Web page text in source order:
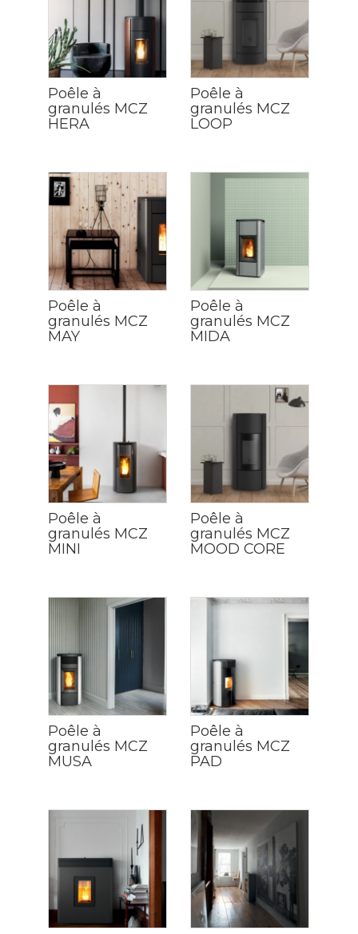
Poêle à
granulés MCZ
HERA
Poêle à
granulés MCZ
LOOP
Poêle à
granulés MCZ
MAY
Poêle à
granulés MCZ
MIDA
Poêle à
granulés MCZ
MINI
Poêle à
granulés MCZ
MOOD CORE
Poêle à
granulés MCZ
MUSA
Poêle à
granulés MCZ
PAD